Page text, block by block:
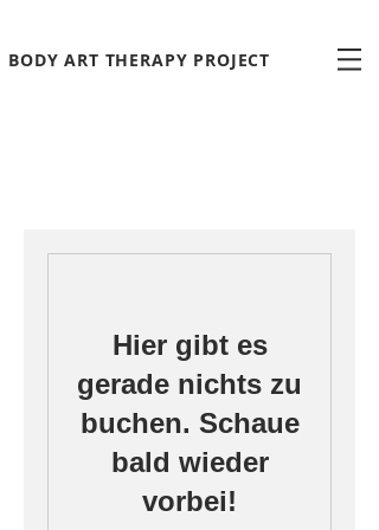
BODY ART THERAPY PROJECT
Hier gibt es
gerade nichts zu
buchen. Schaue
bald wieder
vorbei!